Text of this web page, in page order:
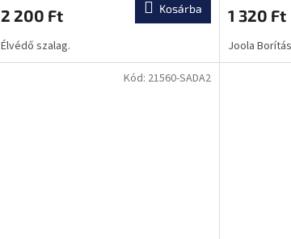
2 200 Ft Kosárba
Élvédő szalag.
1 320 Ft
Joola
Kód: 21560-SADA2